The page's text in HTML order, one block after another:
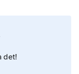
det!